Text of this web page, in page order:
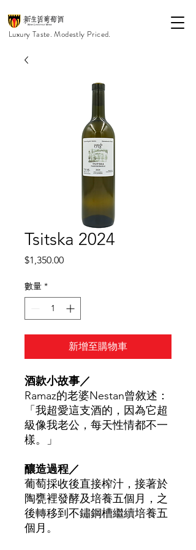
Luxury Taste. Modestly Priced.
Tsitska 2024
$1,350.00價
數量 *
新增至購物車
酒款小故事／
Ramaz的老婆Nestan曾敘述 ：
「我超愛這支酒的 ， 因為它超
級像我老公 ， 每天性情都不一
樣。」
釀造過程／
葡萄採收後直接榨汁，接著於
陶甕裡發酵及培養五個月，之
後轉移到不鏽鋼槽繼續培養五
個月。